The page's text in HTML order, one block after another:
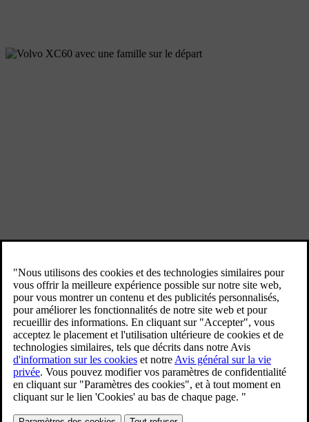
Découvrez nos voitures familiales